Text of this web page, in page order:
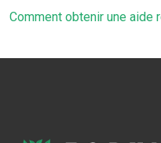
Comment obtenir une aide